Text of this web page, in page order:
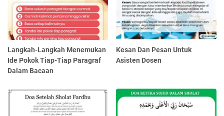
Langkah-Langkah Menemukan
Ide Pokok Tiap-Tiap Paragraf
Dalam Bacaan
Kesan Dan Pesan Untuk
Asisten Dosen